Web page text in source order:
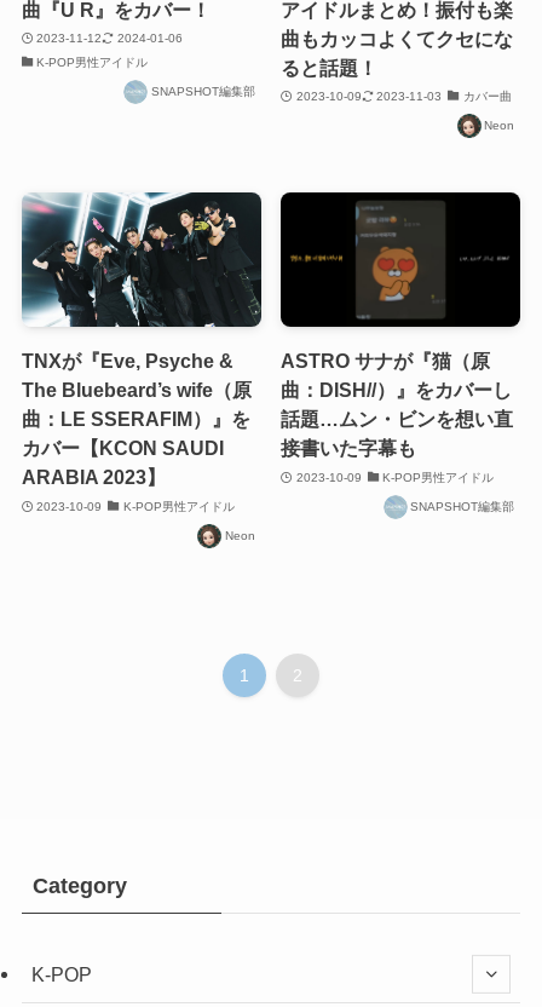
曲『U R』をカバー！
2023-11-12
2024-01-06
K-POP男性アイドル
SNAPSHOT編集部
アイドルまとめ！振付も楽
曲もカッコよくてクセにな
ると話題！
2023-10-09 2023-11-03 カバー曲
Neon
TNXが『Eve, Psyche &
The Bluebeard’s wife（原
曲：LE SSERAFIM）』を
カバー【KCON SAUDI
ARABIA 2023】
2023-10-09 K-POP男性アイドル
Neon
ASTRO サナが『猫（原
曲：DISH//）』をカバーし
話題…ムン・ビンを想い直
接書いた字幕も
2023-10-09 K-POP男性アイドル
SNAPSHOT編集部
1 2
Category
K-POP